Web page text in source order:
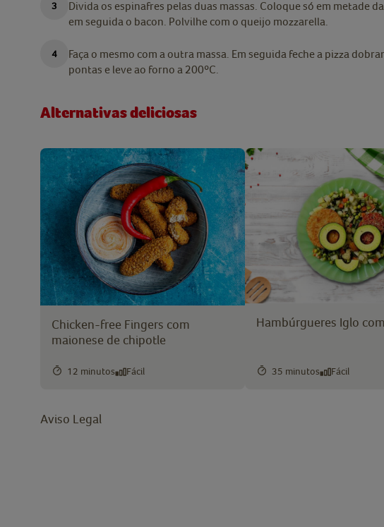
Divida os espinafres pelas duas massas. Coloque só em metade
em seguida o bacon. Polvilhe com o queijo mozzarella.
Faça o mesmo com a outra massa. Em seguida feche a pizza
pontas e leve ao forno a 200ºC.
Alternativas deliciosas
Chicken-free Fingers com
maionese de chipotle
12 minutos Fácil
Hambúrgueres Iglo
35 minutos Fácil
Aviso Legal